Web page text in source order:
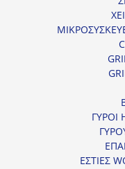
ΓΥΡΟΙ
ΕΣΤΙΕΣ